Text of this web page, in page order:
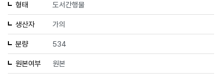
형태 도서간행물
생산자 가의
분량 534
원본여부 원본